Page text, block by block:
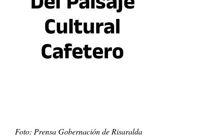
Cultural
Cafetero
Foto: Prensa Gobernación de Risaralda